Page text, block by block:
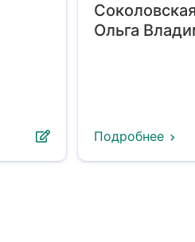
Ольга
Подробнее